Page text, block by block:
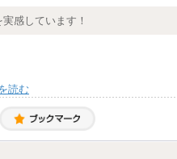
商事
給208,000～235,000円
パブリッシング ※2027年新卒募集
給271,000円
感しています！
読む